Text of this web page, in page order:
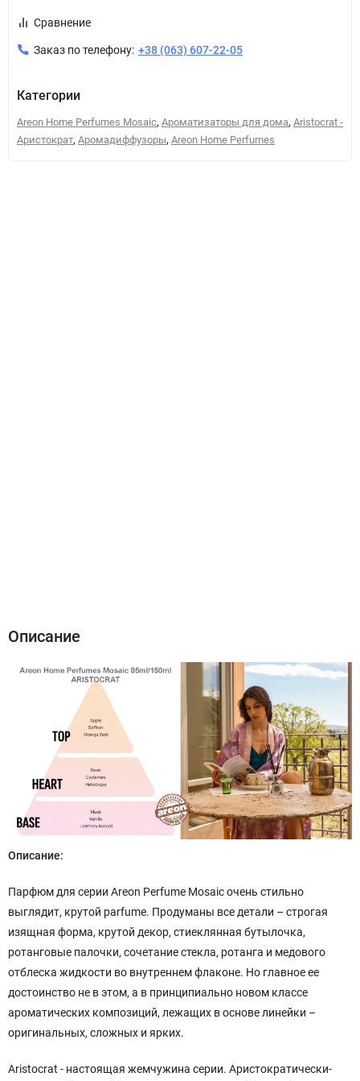
Сравнение
Заказ по телефону: +38 (063) 607-22-05
Категории
Areon Home Perfumes Mosaic, Ароматизаторы для дома, Aristocrat -
Аристократ, Аромадиффузоры, Areon Home Perfumes
Описание
Описание:
Парфюм для серии Areon Perfume Mosaic очень стильно
выглядит, крутой parfume. Продуманы все детали – строгая
изящная форма, крутой декор, стиеклянная бутылочка,
ротанговые палочки, сочетание стекла, ротанга и медового
отблеска жидкости во внутреннем флаконе. Но главное ее
достоинство не в этом, а в принципиально новом классе
ароматических композиций, лежащих в основе линейки –
оригинальных, сложных и ярких.
Aristocrat - настоящая жемчужина серии. Аристократически-